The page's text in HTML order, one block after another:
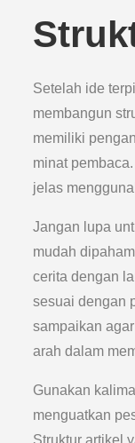
Setelah ide
membangun
memiliki
minat
jelas
Jangan lupa
mudah
cerita dengan
sesuai dengan
sampaikan
arah dalam
Gunakan
menguatkan
Struktur artikel